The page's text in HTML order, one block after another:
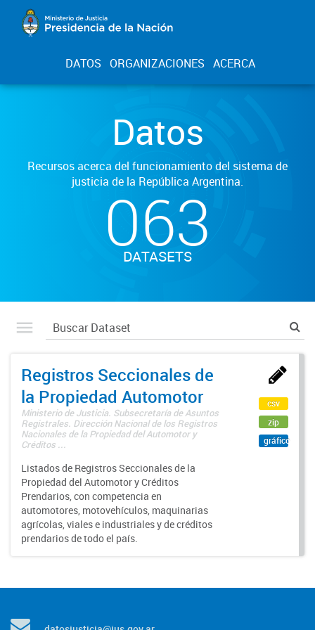
DATOS ORGANIZACIONES ACERCA
Datos
Recursos acerca del funcionamiento del sistema de
justicia de la República Argentina.
063
DATASETS
Registros Seccionales de
la Propiedad Automotor
Ministerio de Justicia. Subsecretaría de Asuntos
Registrales. Dirección Nacional de los Registros
Nacionales de la Propiedad del Automotor y
Créditos ...
Listados de Registros Seccionales de la
Propiedad del Automotor y Créditos
Prendarios, con competencia en
automotores, motovehículos, maquinarias
agrícolas, viales e industriales y de créditos
prendarios de todo el país.
csv
zip
gráfico